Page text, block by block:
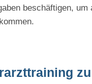
beschäftigen,